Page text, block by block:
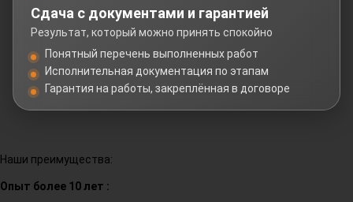
Сдача с документами и гарантией
Результат, который можно принять спокойно
Понятный перечень выполненных работ
Исполнительная документация по этапам
Гарантия на работы, закреплённая в договоре
Наши преимущества:
Опыт более 10 лет :